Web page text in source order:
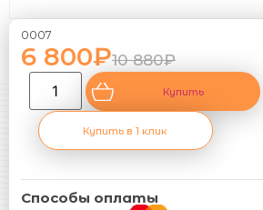
0007
10 880₽
6 800₽
Купить
Купить в 1 клик
Способы оплаты